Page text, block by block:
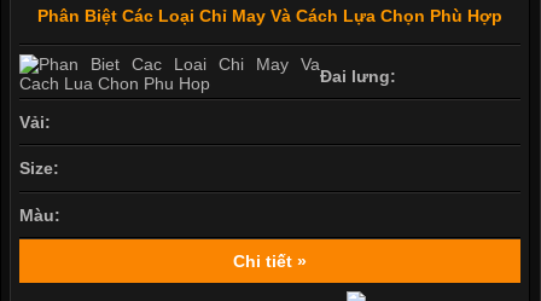
Phân Biệt Các Loại Chỉ May Và Cách Lựa Chọn Phù Hợp
Đai lưng:
Vải:
Size:
Màu:
Chi tiết »